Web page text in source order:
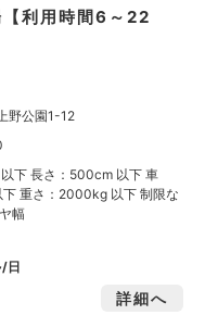
利用時間6～22
野公園1-12
下 長さ：500cm 以下 車
重さ：2000kg 以下 制限な
幅
日
詳細へ